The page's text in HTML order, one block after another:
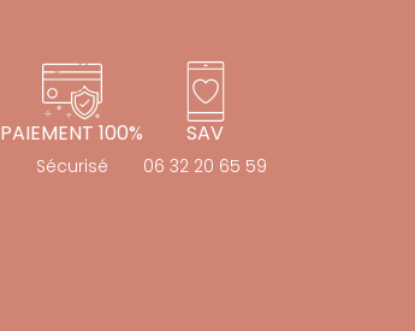
PAIEMENT 100%
Sécurisé
SAV
06 32 20 65 59